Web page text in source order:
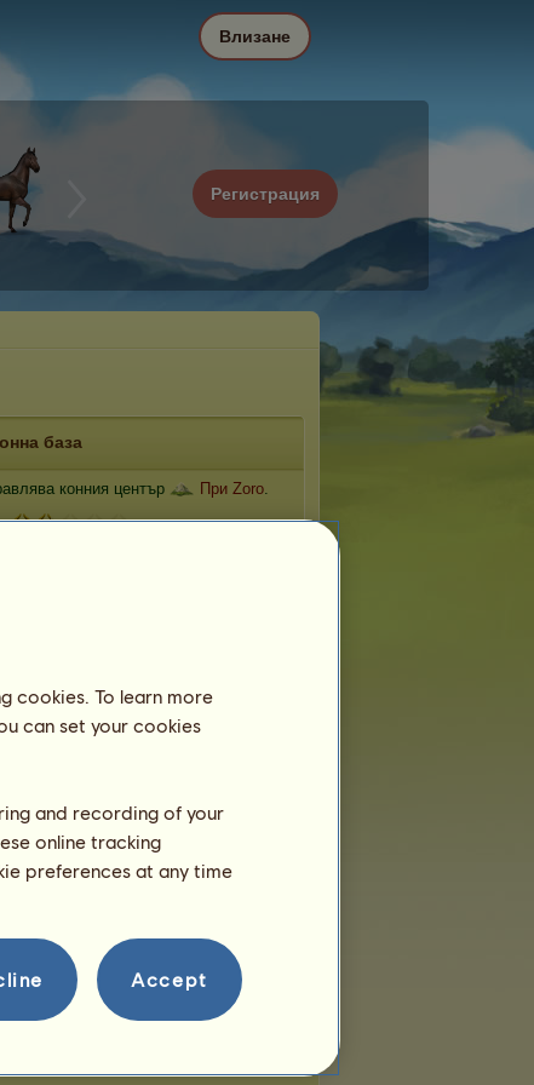
Регистрация
Влизане
база
конния център При Zoro.
*Lift me up*
Членове: 9
cookies. To learn more
can set your cookies
and recording of your
online tracking
preferences at any time
Accept